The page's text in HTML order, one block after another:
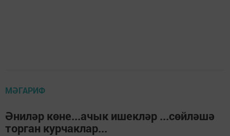
МӘГАРИФ
Әниләр көне...ачык ишекләр ...сөйләшә
торган курчаклар...